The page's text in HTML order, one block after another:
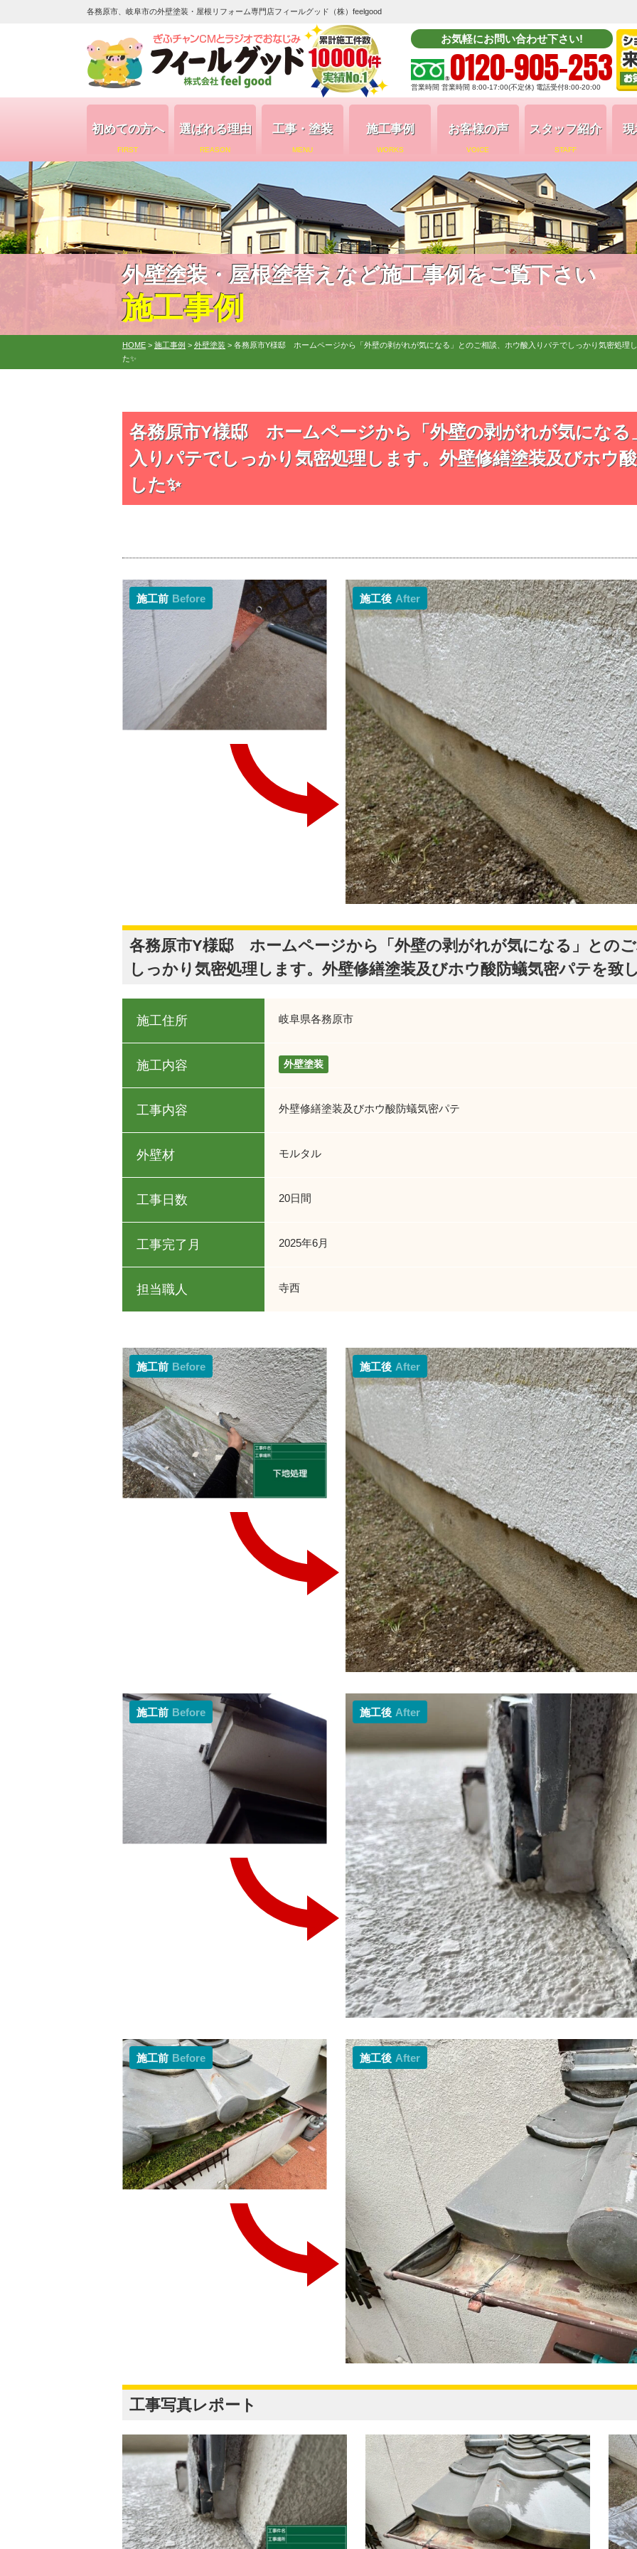
各務原市、岐阜市の外壁塗装・屋根リフォーム専門店フィールグッド（株）feelgood
お気軽にお問い合わせ下さい!
0120-905-253
営業時間 営業時間 8:00-17:00(不定休) 電話受付8:00-20:00
初めての方へ
FIRST
選ばれる理由
REASON
工事・塗装
MENU
施工事例
WORKS
お客様の声
VOICE
スタッフ紹介
STAFF
外壁塗装・屋根塗替えなど施工事例をご覧下さい
施工事例
HOME > 施工事例 > 外壁塗装 > 各務原市Y様邸 ホームページから「外壁の剥がれが気になる」とのご相談、ホウ酸入りパテでしっかり気密処理
た✨
各務原市Y様邸 ホームページから「外壁の剥がれが気になる
入りパテでしっかり気密処理します。外壁修繕塗装及びホウ
した✨
施工後 After
施工前 Before
各務原市Y様邸 ホームページから「外壁の剥がれが気になる」との
しっかり気密処理します。外壁修繕塗装及びホウ酸防蟻気密パテを致
施工住所 岐阜県各務原市
施工内容 外壁塗装
工事内容 外壁修繕塗装及びホウ酸防蟻気密パテ
外壁材 モルタル
工事日数 20日間
工事完了月 2025年6月
担当職人 寺西
施工前 Before 施工後 After
施工前 Before 施工後 After
施工前 Before 施工後 After
工事写真レポート